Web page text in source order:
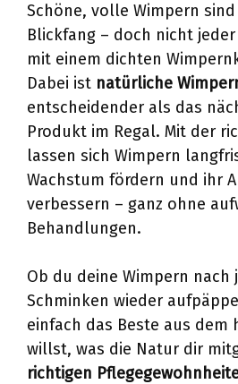
Schöne, volle Wimpern
Blickfang – doch nicht
mit einem dichten
Dabei ist natürliche
entscheidender als das
Produkt im Regal. Mit der
lassen sich Wimpern
Wachstum fördern und ihr
verbessern – ganz ohne
Behandlungen.
Ob du deine Wimpern nach
Schminken wieder
einfach das Beste aus dem
willst, was die Natur dir
richtigen